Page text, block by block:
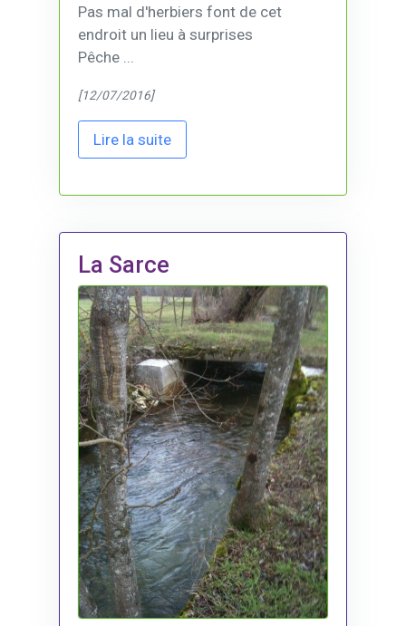
Pas mal d'herbiers font de cet
endroit un lieu à surprises
Pêche ...
[12/07/2016]
Lire la suite
La Sarce